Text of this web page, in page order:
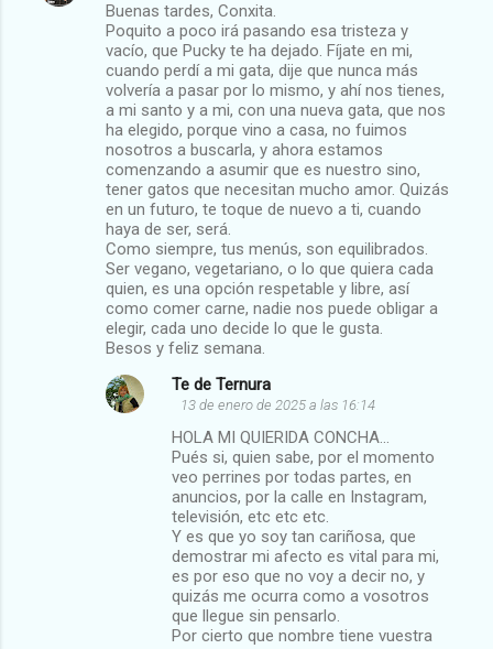
Buenas tardes, Conxita.
Poquito a poco irá pasando esa tristeza y
vacío, que Pucky te ha dejado. Fíjate en mi,
cuando perdí a mi gata, dije que nunca más
volvería a pasar por lo mismo, y ahí nos tienes,
a mi santo y a mi, con una nueva gata, que nos
ha elegido, porque vino a casa, no fuimos
nosotros a buscarla, y ahora estamos
comenzando a asumir que es nuestro sino,
tener gatos que necesitan mucho amor. Quizás
en un futuro, te toque de nuevo a ti, cuando
haya de ser, será.
Como siempre, tus menús, son equilibrados.
Ser vegano, vegetariano, o lo que quiera cada
quien, es una opción respetable y libre, así
como comer carne, nadie nos puede obligar a
elegir, cada uno decide lo que le gusta.
Besos y feliz semana.
Te de Ternura
13 de enero de 2025 a las 16:14
HOLA MI QUIERIDA CONCHA...
Pués si, quien sabe, por el momento
veo perrines por todas partes, en
anuncios, por la calle en Instagram,
televisión, etc etc etc.
Y es que yo soy tan cariñosa, que
demostrar mi afecto es vital para mi,
es por eso que no voy a decir no, y
quizás me ocurra como a vosotros
que llegue sin pensarlo.
Por cierto que nombre tiene vuestra